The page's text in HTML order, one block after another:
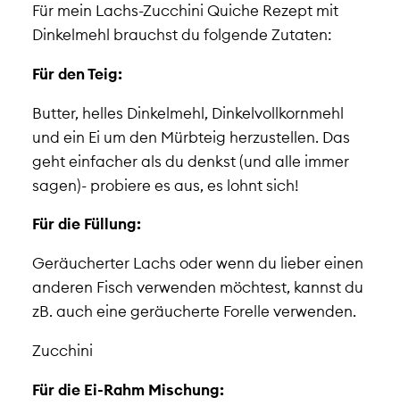
Für mein Lachs-Zucchini Quiche Rezept mit
Dinkelmehl brauchst du folgende Zutaten:
Für den Teig:
Butter, helles Dinkelmehl, Dinkelvollkornmehl
und ein Ei um den Mürbteig herzustellen. Das
geht einfacher als du denkst (und alle immer
sagen)- probiere es aus, es lohnt sich!
Für die Füllung:
Geräucherter Lachs oder wenn du lieber einen
anderen Fisch verwenden möchtest, kannst du
zB. auch eine geräucherte Forelle verwenden.
Zucchini
Für die Ei-Rahm Mischung: